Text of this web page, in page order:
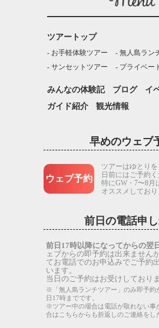
ツアートップ
お手軽体験ツアー
無人島ラン
サンセットツアー
プライベー
みんなの体験記 ブログ
イ
ガイド紹介
観光情報
早めのウェブ
ウェブ予約
ツアーはゆとり
日前にはご予約く
特にGW・7〜8月
オススメしており
前日の電話申
前日17時以降になってからの翌
ェブからの即予約は出来ません
てお電話でのお申込みでご予約
います。
当日のご予約はお受けしておりま
※「無人島ランチツアー」のみ即予約
日17時までです。
※ツアー中の場合は電話が取れない事
合はこちらからも折返しのご連絡をし